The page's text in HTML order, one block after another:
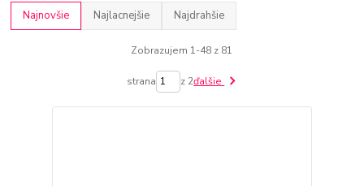
Najnovšie Najlacnejšie Najdrahšie
Zobrazujem 1-48 z 81
strana z 2ďalšie